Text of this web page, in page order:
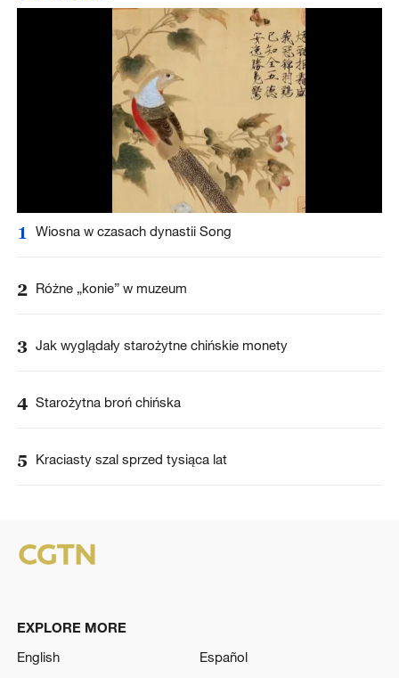
1 Wiosna w czasach dynastii Song
2 Różne „konie” w muzeum
3 Jak wyglądały starożytne chińskie monety
4 Starożytna broń chińska
5 Kraciasty szal sprzed tysiąca lat
EXPLORE MORE
English
Español